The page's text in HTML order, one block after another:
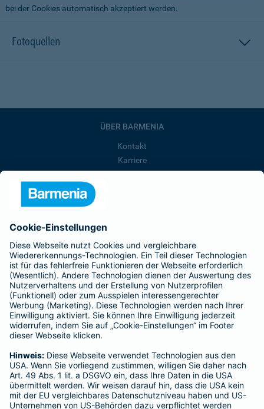
bei der Cookies automatisch akzeptiert werden.
Fotoquellen
ÜBER BARMENIA
Kontakt
Karriere
Barmenia ist Teil der BarmeniaGothaer
BELIEBTE SEITEN
Kranken-Zusatzversicherung
Tierversicherungen
Haftpflichtversicherung
Hausratversicherung
Adresse ändern
Schaden melden
Kilometerstandsmeldung
Serviceübersicht